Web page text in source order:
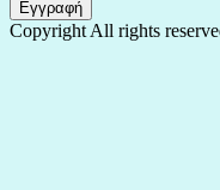
Copyright All rights